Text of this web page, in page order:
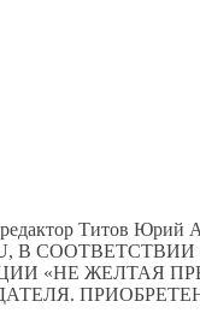
Титов Юрий
В
«НЕ ЖЕЛТАЯ